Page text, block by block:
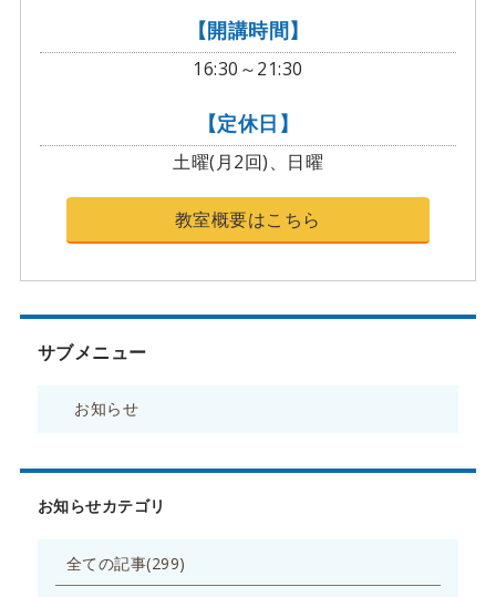
【開講時間】
16:30～21:30
【定休日】
土曜(月2回)、日曜
教室概要はこちら
サブメニュー
お知らせ
お知らせカテゴリ
全ての記事(299)